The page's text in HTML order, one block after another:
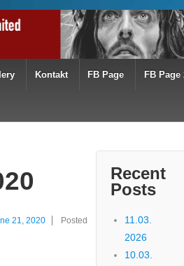
Kontakt FB Page FB Page
21, 2020
Posted
Recent
Posts
11.03.
2026
10.03.